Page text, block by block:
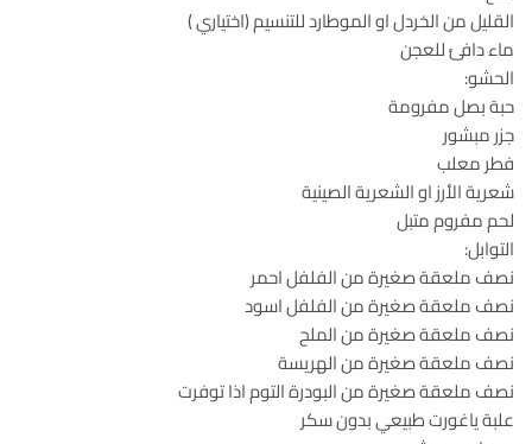
القليل من الخردل او الموطارد للتنسيم (اختياري )
ماء دافئ للعجن
الحشو:
حبة بصل مفرومة
جزر مبشور
فطر معلب
شعرية الأرز او الشعرية الصينية
لحم مفروم متبل
التوابل:
نصف ملعقة صغيرة من الفلفل احمر
نصف ملعقة صغيرة من الفلفل اسود
نصف ملعقة صغيرة من الملح
نصف ملعقة صغيرة من الهريسة
نصف ملعقة صغيرة من البودرة التوم اذا توفرت
علبة ياغورت طبيعي بدون سكر